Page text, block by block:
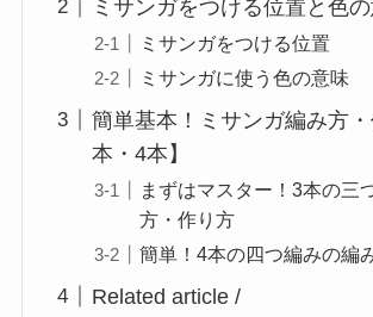
ミサンガをつける位置と色
ミサンガをつける位置
ミサンガに使う色の意味
簡単基本！ミサンガ編み方
本・4本】
まずはマスター！3本の三
方・作り方
簡単！4本の四つ編みの編
Related article /